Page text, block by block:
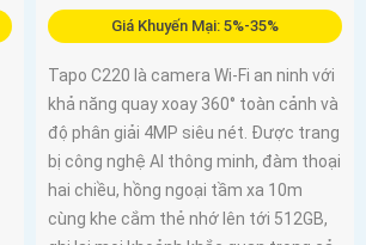
Giá Khuyến Mại: 5%-35%
Tapo C220 là camera Wi-Fi an ninh với
khả năng quay xoay 360° toàn cảnh và
độ phân giải 4MP siêu nét. Được trang
bị công nghệ AI thông minh, đàm thoại
hai chiều, hồng ngoại tầm xa 10m
cùng khe cắm thẻ nhớ lên tới 512GB,